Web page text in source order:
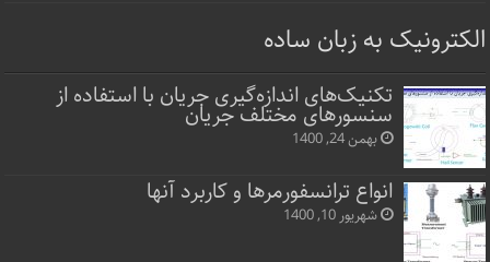
الکترونیک به زبان ساده
تکنیک‌های اندازه‌گیری جریان با استفاده از
سنسورهای مختلف جریان
بهمن 24, 1400
انواع ترانسفورمرها و کاربرد آنها
شهریور 10, 1400